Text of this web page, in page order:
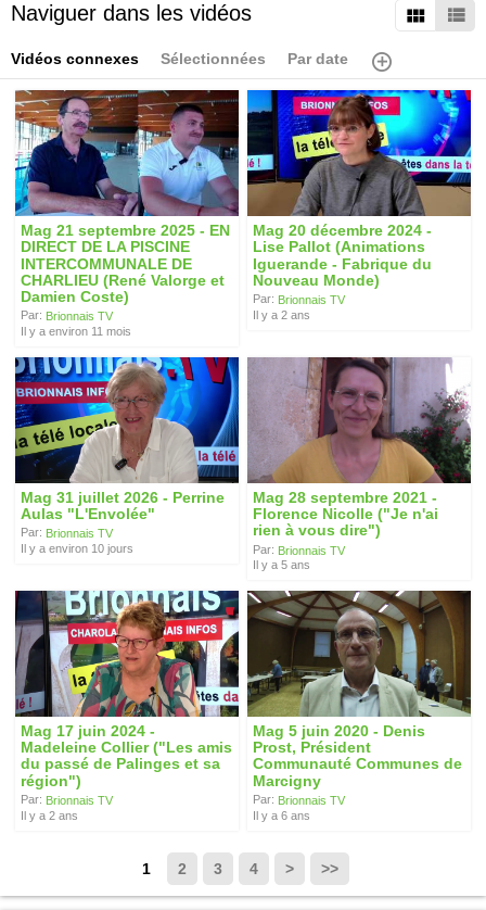
Naviguer dans les vidéos
Vidéos connexes Sélectionnées Par date
Mag 21 septembre 2025 - EN
DIRECT DE LA PISCINE
INTERCOMMUNALE DE
CHARLIEU (René Valorge et
Damien Coste)
Par: Brionnais TV
Il y a environ 11 mois
Mag 20 décembre 2024 -
Lise Pallot (Animations
Iguerande - Fabrique du
Nouveau Monde)
Par: Brionnais TV
Il y a 2 ans
Mag 31 juillet 2026 - Perrine
Aulas "L'Envolée"
Par: Brionnais TV
Il y a environ 10 jours
Mag 28 septembre 2021 -
Florence Nicolle ("Je n'ai
rien à vous dire")
Par: Brionnais TV
Il y a 5 ans
Mag 17 juin 2024 -
Madeleine Collier ("Les amis
du passé de Palinges et sa
région")
Par: Brionnais TV
Il y a 2 ans
Mag 5 juin 2020 - Denis
Prost, Président
Communauté Communes de
Marcigny
Par: Brionnais TV
Il y a 6 ans
1 2 3 4 > >>